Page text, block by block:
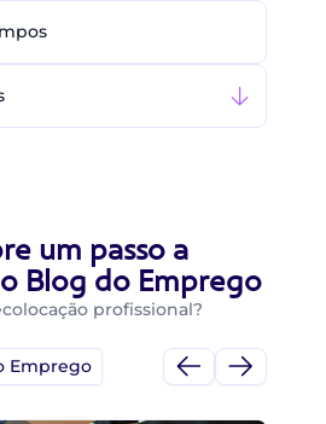
um passo a
Blog do Emprego
profissional?
Emprego